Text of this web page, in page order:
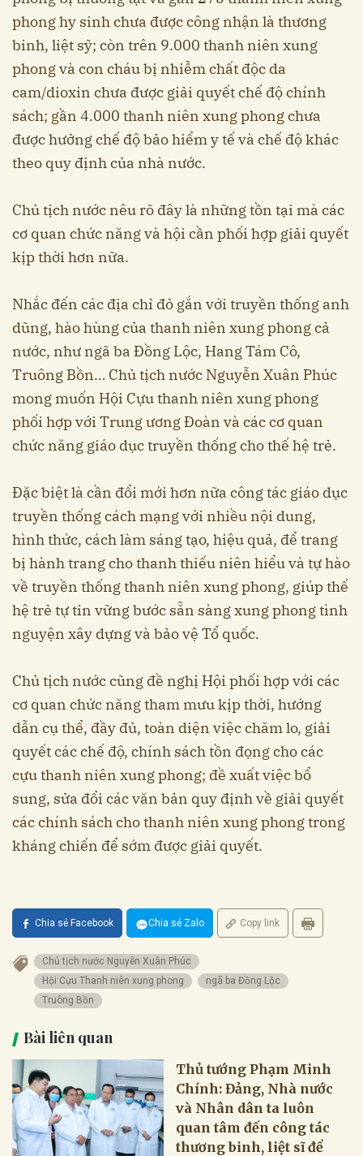
phong hy sinh chưa được công nhận là thương
binh, liệt sỹ; còn trên 9.000 thanh niên xung
phong và con cháu bị nhiễm chất độc da
cam/dioxin chưa được giải quyết chế độ chính
sách; gần 4.000 thanh niên xung phong chưa
được hưởng chế độ bảo hiểm y tế và chế độ khác
theo quy định của nhà nước.
Chủ tịch nước nêu rõ đây là những tồn tại mà các
cơ quan chức năng và hội cần phối hợp giải quyết
kịp thời hơn nữa.
Nhắc đến các địa chỉ đỏ gắn với truyền thống anh
dũng, hào hùng của thanh niên xung phong cả
nước, như ngã ba Đồng Lộc, Hang Tám Cô,
Truông Bồn… Chủ tịch nước Nguyễn Xuân Phúc
mong muốn Hội Cựu thanh niên xung phong
phối hợp với Trung ương Đoàn và các cơ quan
chức năng giáo dục truyền thống cho thế hệ trẻ.
Đặc biệt là cần đổi mới hơn nữa công tác giáo dục
truyền thống cách mạng với nhiều nội dung,
hình thức, cách làm sáng tạo, hiệu quả, để trang
bị hành trang cho thanh thiếu niên hiểu và tự hào
về truyền thống thanh niên xung phong, giúp thế
hệ trẻ tự tin vững bước sẵn sàng xung phong tình
nguyện xây dựng và bảo vệ Tổ quốc.
Chủ tịch nước cũng đề nghị Hội phối hợp với các
cơ quan chức năng tham mưu kịp thời, hướng
dẫn cụ thể, đầy đủ, toàn diện việc chăm lo, giải
quyết các chế độ, chính sách tồn đọng cho các
cựu thanh niên xung phong; đề xuất việc bổ
sung, sửa đổi các văn bản quy định về giải quyết
các chính sách cho thanh niên xung phong trong
kháng chiến để sớm được giải quyết.
Chia sẻ Facebook Chia sẻ Zalo Copy link
Chủ tịch nước Nguyễn Xuân Phúc
Hội Cựu Thanh niên xung phong
ngã ba Đồng Lộc
Truông Bồn
Bài liên quan
Thủ tướng Phạm Minh
Chính: Đảng, Nhà nước
và Nhân dân ta luôn
quan tâm đến công tác
thương binh, liệt sĩ để